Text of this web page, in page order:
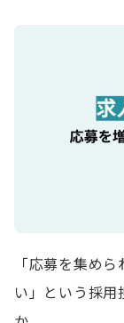
「応募を集め
い」という採用